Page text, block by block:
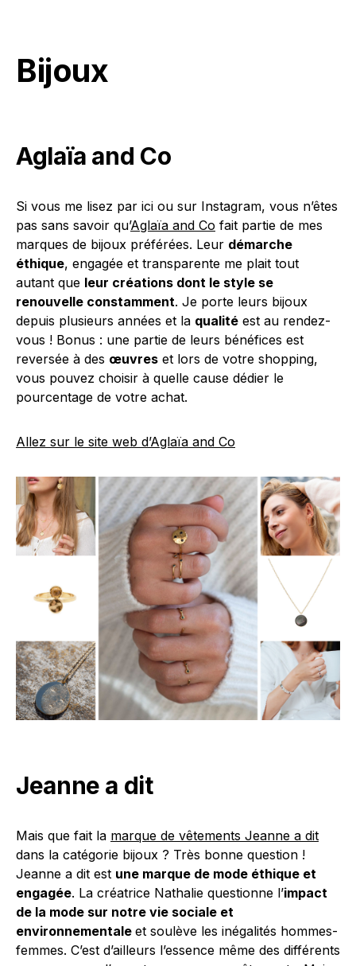
Bijoux
Aglaïa and Co
Si vous me lisez par ici ou sur Instagram, vous n’êtes
pas sans savoir qu’Aglaïa and Co fait partie de mes
marques de bijoux préférées. Leur démarche
éthique, engagée et transparente me plait tout
autant que leur créations dont le style se
renouvelle constamment. Je porte leurs bijoux
depuis plusieurs années et la qualité est au rendez-
vous ! Bonus : une partie de leurs bénéfices est
reversée à des œuvres et lors de votre shopping,
vous pouvez choisir à quelle cause dédier le
pourcentage de votre achat.
Allez sur le site web d’Aglaïa and Co
Jeanne a dit
Mais que fait la marque de vêtements Jeanne a dit
dans la catégorie bijoux ? Très bonne question !
Jeanne a dit est une marque de mode éthique et
engagée. La créatrice Nathalie questionne l’impact
de la mode sur notre vie sociale et
environnementale et soulève les inégalités hommes-
femmes. C’est d’ailleurs l’essence même des différents